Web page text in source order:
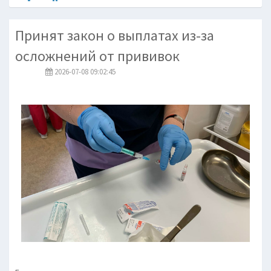
Принят закон о выплатах из-за
осложнений от прививок
2026-07-08 09:02:45